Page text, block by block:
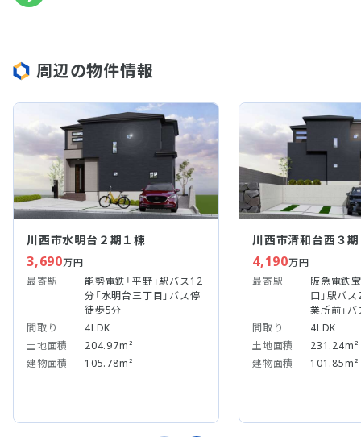
周辺の物件情報
川西市水明台２期１棟
3,690万円
最寄駅
能勢電鉄「平野」駅バス12
分「水明台三丁目」バス停
徒歩5分
間取り
4LDK
土地面積
204.97m²
建物面積
105.78m²
川西市清和台西３
4,190万円
最寄駅
阪急電鉄
口」駅バ
業所前」
間取り
4LDK
土地面積
231.24m²
建物面積
101.85m²